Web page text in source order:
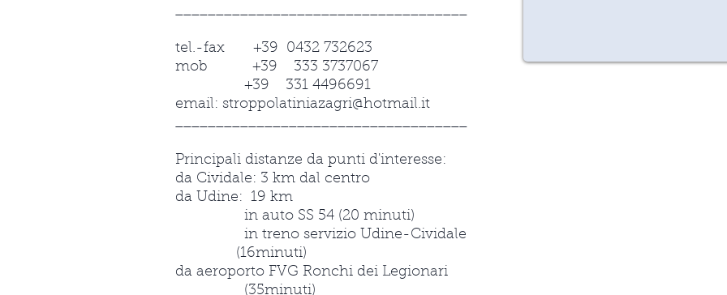
____________________________________
tel.-fax +39 0432 732623
mob +39 333 3737067
+39 331 4496691
email: stroppolatiniazagri@hotmail.it
____________________________________
Principali distanze da punti d'interesse:
da Cividale: 3 km dal centro
da Udine: 19 km
in auto SS 54 (20 minuti)
in treno servizio Udine-Cividale
(16minuti)
da aeroporto FVG Ronchi dei Legionari
(35minuti)